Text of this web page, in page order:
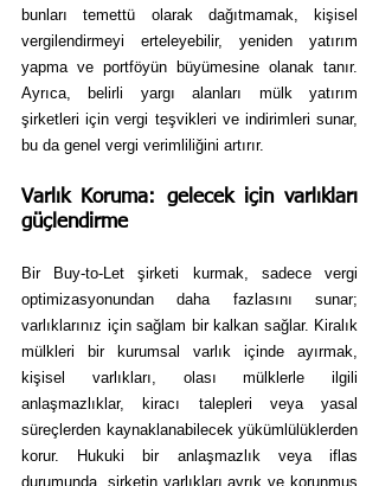
bunları temettü olarak dağıtmamak, kişisel
vergilendirmeyi erteleyebilir, yeniden yatırım
yapma ve portföyün büyümesine olanak tanır.
Ayrıca, belirli yargı alanları mülk yatırım
şirketleri için vergi teşvikleri ve indirimleri sunar,
bu da genel vergi verimliliğini artırır.
Varlık Koruma: gelecek için varlıkları
güçlendirme
Bir Buy-to-Let şirketi kurmak, sadece vergi
optimizasyonundan daha fazlasını sunar;
varlıklarınız için sağlam bir kalkan sağlar. Kiralık
mülkleri bir kurumsal varlık içinde ayırmak,
kişisel varlıkları, olası mülklerle ilgili
anlaşmazlıklar, kiracı talepleri veya yasal
süreçlerden kaynaklanabilecek yükümlülüklerden
korur. Hukuki bir anlaşmazlık veya iflas
durumunda, şirketin varlıkları ayrık ve korunmuş